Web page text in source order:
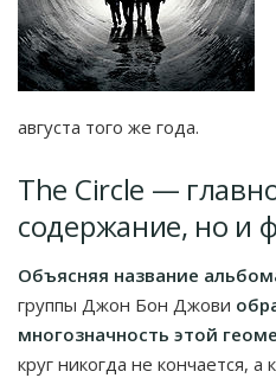
августа того же года.
The Circle —
содержание, но и
Объясняя название
группы Джон Бон Джови
многозначность этой
круг никогда не кончается, а